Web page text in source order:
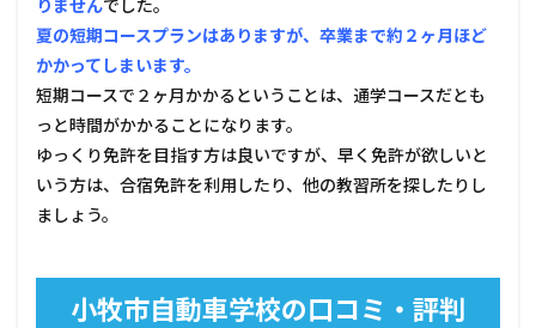
りませんでした。
夏の短期コースプランはありますが、卒業まで約２ヶ月ほど
かかってしまいます。
短期コースで２ヶ月かかるということは、通学コースだとも
っと時間がかかることになります。
ゆっくり免許を目指す方は良いですが、早く免許が欲しいと
いう方は、合宿免許を利用したり、他の教習所を探したりし
ましょう。
小牧市自動車学校の口コミ・評判